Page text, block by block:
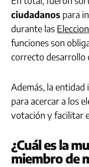
ciudadanos para
durante las
funciones son
correcto desarrollo
Además, la
para acercar a los
votación y facilitar
¿Cuál es la
miembro de